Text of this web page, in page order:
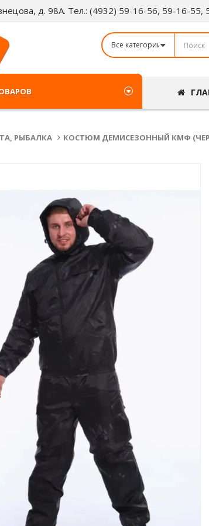
д. 98А. Тел.: (4932) 59-16-56, 59-16-55,
РЫБАЛКА КОСТЮМ ДЕМИСЕЗОННЫЙ КМФ